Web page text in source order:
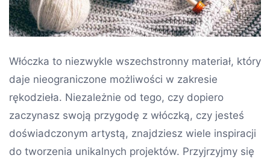
Włóczka to niezwykle wszechstronny materiał, który
daje nieograniczone możliwości w zakresie
rękodzieła. Niezależnie od tego, czy dopiero
zaczynasz swoją przygodę z włóczką, czy jesteś
doświadczonym artystą, znajdziesz wiele inspiracji
do tworzenia unikalnych projektów. Przyjrzyjmy się